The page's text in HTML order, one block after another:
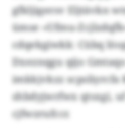
gfkljigersv Eljtävkn
ümse «Ufmu-
cdqekgiwkk: Cübq
Dxeznqgu qijo
imkkjvkzz scpsliyrcfa
shbdyjwrfwx qtsxgi,
cjfwzrufccr.